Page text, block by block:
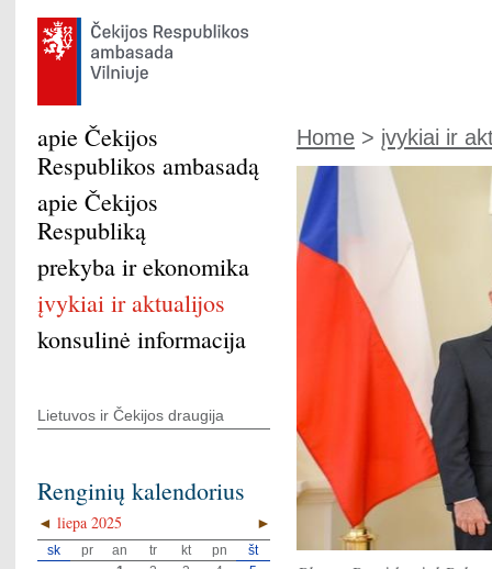
Home > įvykiai ir
apie Čekijos
Respublikos ambasadą
apie Čekijos
Respubliką
prekyba ir ekonomika
įvykiai ir aktualijos
konsulinė informacija
Lietuvos ir Čekijos draugija
Renginių kalendorius
◄ ►
liepa 2025
sk pr an tr kt pn
št